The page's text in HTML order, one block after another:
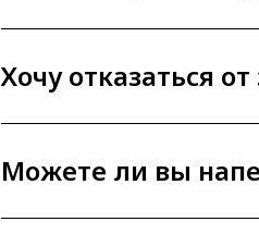
Хочу отказаться
Можете ли вы